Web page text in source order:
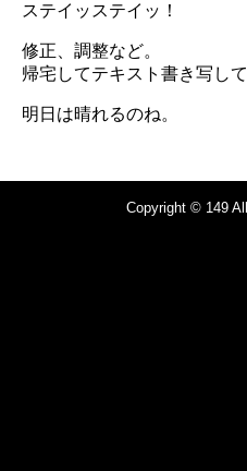
ステイッステイッ！
修正、調整など。
帰宅してテキスト書き写し
明日は晴れるのね。
Copyright © 149